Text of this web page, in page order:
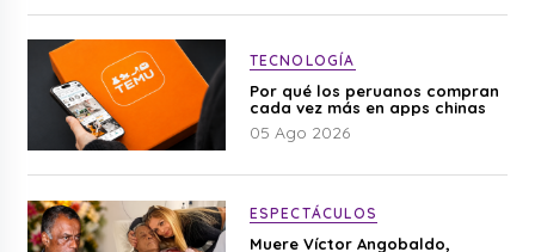
TECNOLOGÍA
Por qué los peruanos compran
cada vez más en apps chinas
05 Ago 2026
ESPECTÁCULOS
Muere Víctor Angobaldo,